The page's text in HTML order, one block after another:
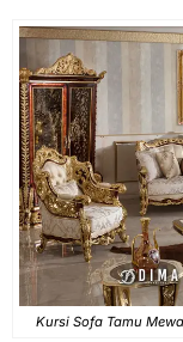
Kursi Sofa Tamu